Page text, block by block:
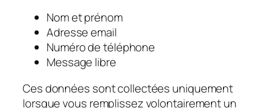
Nom et prénom
Adresse email
Numéro de téléphone
Message libre
Ces données sont collectées uniquement
lorsque vous remplissez volontairement un